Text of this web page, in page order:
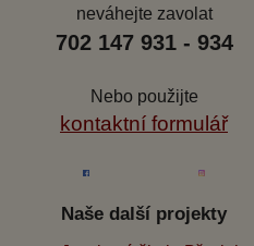
neváhejte zavolat
702 147 931 - 934
Nebo použijte
kontaktní formulář
Naše další projekty